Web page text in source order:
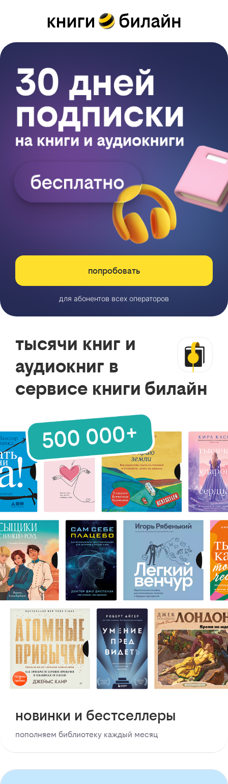
попробовать
для абонентов всех операторов
тысячи книг и
аудиокниг в
сервисе книги билайн
новинки и бестселлеры
пополняем библиотеку каждый месяц